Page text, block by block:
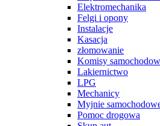
Elektromechanika
Felgi i opony
Instalacje
Kasacja
złomowanie
Komisy
Lakiernictwo
LPG
Mechanicy
Myjnie
Pomoc drogowa